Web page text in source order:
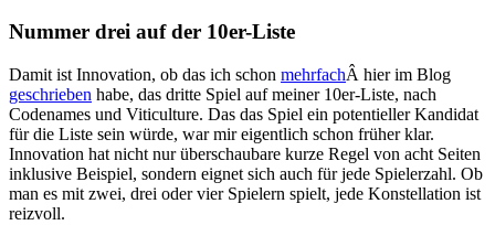
Nummer drei auf der 10er-Liste
Damit ist Innovation, ob das ich schon mehrfachÂ hier im Blog
geschrieben habe, das dritte Spiel auf meiner 10er-Liste, nach
Codenames und Viticulture. Das das Spiel ein potentieller Kandidat
für die Liste sein würde, war mir eigentlich schon früher klar.
Innovation hat nicht nur überschaubare kurze Regel von acht Seiten
inklusive Beispiel, sondern eignet sich auch für jede Spielerzahl. Ob
man es mit zwei, drei oder vier Spielern spielt, jede Konstellation ist
reizvoll.